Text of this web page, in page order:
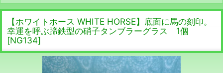
【ホワイトホース WHITE HORSE】底面に馬の刻印。
幸運を呼ぶ蹄鉄型の硝子タンブラーグラス 1個
[NG134]